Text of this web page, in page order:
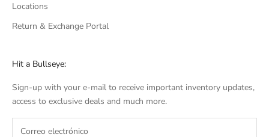
Locations
Return & Exchange Portal
Hit a Bullseye:
Sign-up with your e-mail to receive important inventory updates,
access to exclusive deals and much more.